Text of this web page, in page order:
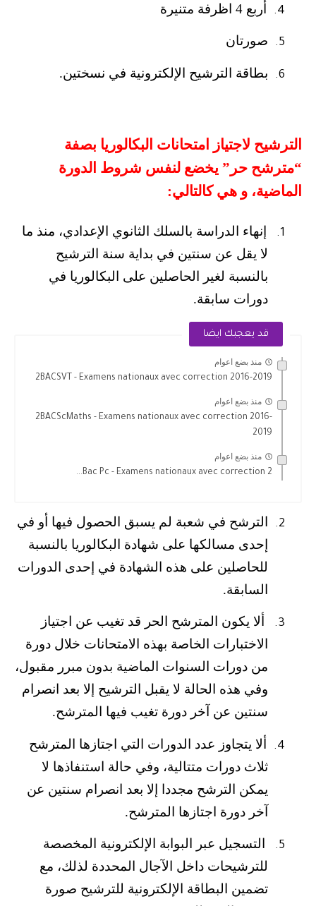
4. أربع 4 اظرفة متنيرة
5. صورتان
6. بطاقة الترشيح الإلكترونية في نسختين.
الترشيح لاجتياز امتحانات البكالوريا بصفة
“مترشح حر” يخضع لنفس شروط الدورة
الماضية، و هي كالتالي:
1.
إنهاء الدراسة بالسلك الثانوي الإعدادي، منذ ما
لا يقل عن سنتين في بداية سنة الترشيح
بالنسبة لغير الحاصلين على البكالوريا في
دورات سابقة.
قد يعجبك ايضا
منذ بضع اعوام
2BACSVT - Examens nationaux avec correction 2016-2019
منذ بضع اعوام
2BACScMaths - Examens nationaux avec correction 2016-
2019
منذ بضع اعوام
2 Bac Pc - Examens nationaux avec correction...
2.
الترشح في شعبة لم يسبق الحصول فيها أو في
إحدى مسالكها على شهادة البكالوريا بالنسبة
للحاصلين على هذه الشهادة في إحدى الدورات
السابقة.
3.
ألا يكون المترشح الحر قد تغيب عن اجتياز
الاختبارات الخاصة بهذه الامتحانات خلال دورة
من دورات السنوات الماضية بدون مبرر مقبول،
وفي هذه الحالة لا يقبل الترشيح إلا بعد انصرام
سنتين عن آخر دورة تغيب فيها المترشح.
4.
ألا يتجاوز عدد الدورات التي اجتازها المترشح
ثلاث دورات متتالية، وفي حالة استنفاذها لا
يمكن الترشح مجددا إلا بعد انصرام سنتين عن
آخر دورة اجتازها المترشح.
5.
التسجيل عبر البوابة الإلكترونية المخصصة
للترشيحات داخل الآجال المحددة لذلك، مع
تضمين البطاقة الإلكترونية للترشيح صورة